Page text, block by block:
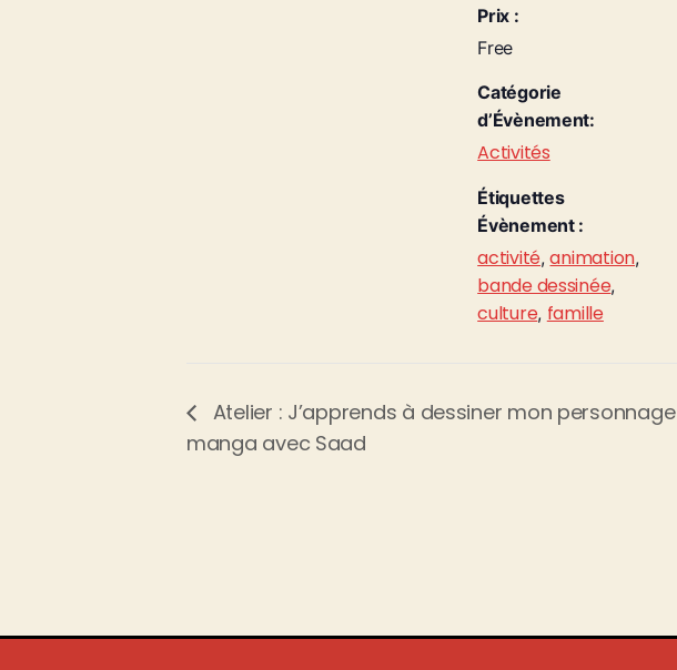
Prix :
Free
Catégorie
d’Évènement:
Activités
Étiquettes
Évènement :
activité,animation,
bande dessinée,
culture, famille
Atelier : J’apprends à dessiner mon personnage
manga avec Saad